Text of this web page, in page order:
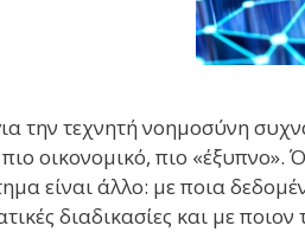
την τεχνητή νοημοσύνη
οικονομικό, πιο «έξυπνο».
είναι άλλο: με ποια
διαδικασίες και με